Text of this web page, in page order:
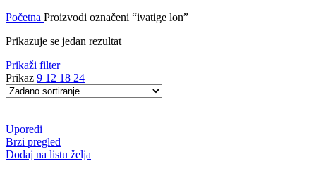
Početna Proizvodi označeni “ivatige lon”
Prikazuje se jedan rezultat
Prikaži filter
Prikaz 9 12 18 24
Uporedi
Brzi pregled
Dodaj na listu želja